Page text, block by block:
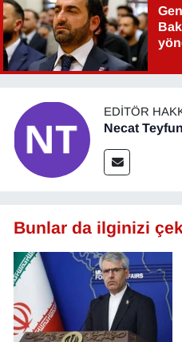
EDITÖR
Necat Teyfun
Bunlar da ilginizi
YAŞAM
YEREL